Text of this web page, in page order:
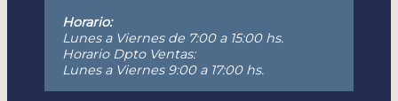
Horario:
Lunes a Viernes de 7:00 a 15:00 hs.
Horario Dpto Ventas:
Lunes a Viernes 9:00 a 17:00 hs.